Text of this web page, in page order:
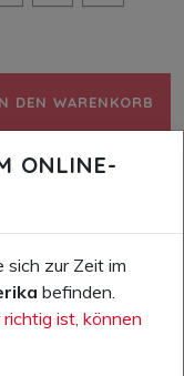
DEN WARENKORB
ONLINE-
zur Zeit im
befinden.
ist, können